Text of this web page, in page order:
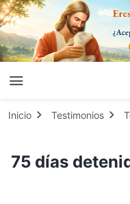
Inicio Testimonios
75 días